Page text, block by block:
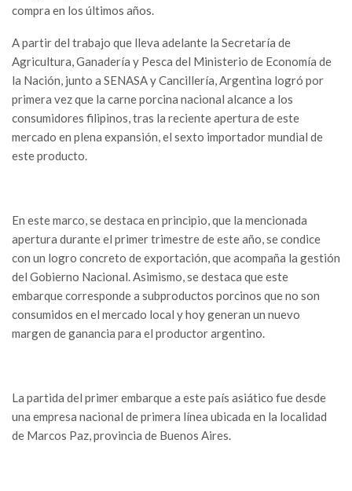
compra en los últimos años.
A partir del trabajo que lleva adelante la Secretaría de
Agricultura, Ganadería y Pesca del Ministerio de Economía de
la Nación, junto a SENASA y Cancillería, Argentina logró por
primera vez que la carne porcina nacional alcance a los
consumidores filipinos, tras la reciente apertura de este
mercado en plena expansión, el sexto importador mundial de
este producto.
En este marco, se destaca en principio, que la mencionada
apertura durante el primer trimestre de este año, se condice
con un logro concreto de exportación, que acompaña la gestión
del Gobierno Nacional. Asimismo, se destaca que este
embarque corresponde a subproductos porcinos que no son
consumidos en el mercado local y hoy generan un nuevo
margen de ganancia para el productor argentino.
La partida del primer embarque a este país asiático fue desde
una empresa nacional de primera línea ubicada en la localidad
de Marcos Paz, provincia de Buenos Aires.